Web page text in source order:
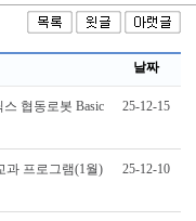
날짜
협동로봇 Basic
25-12-15
과 프로그램(1월)
25-12-10